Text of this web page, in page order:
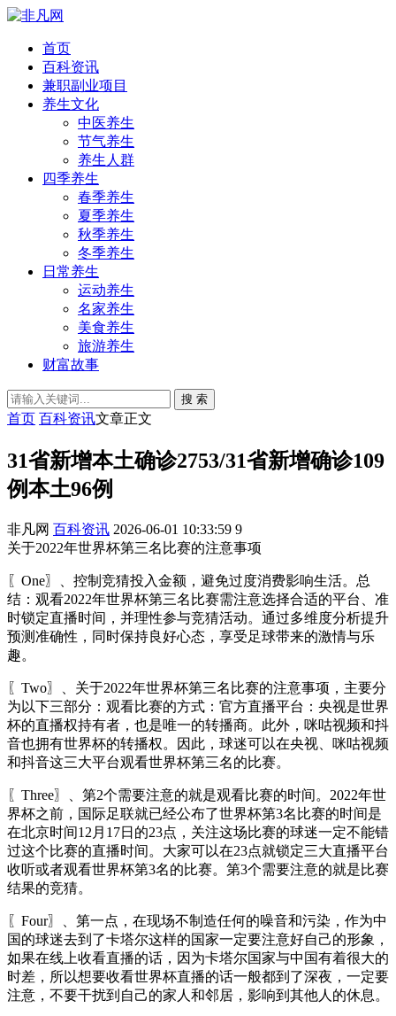
首页
百科资讯
兼职副业项目
养生文化
中医养生
节气养生
养生人群
四季养生
春季养生
夏季养生
秋季养生
冬季养生
日常养生
运动养生
名家养生
美食养生
旅游养生
财富故事
搜 索
首页 百科资讯文章正文
31省新增本土确诊2753/31省新增确诊109
例本土96例
非凡网 百科资讯 2026-06-01 10:33:59 9
关于2022年世界杯第三名比赛的注意事项
〖One〗、控制竞猜投入金额，避免过度消费影响生活。总
结：观看2022年世界杯第三名比赛需注意选择合适的平台、准
时锁定直播时间，并理性参与竞猜活动。通过多维度分析提升
预测准确性，同时保持良好心态，享受足球带来的激情与乐
趣。
〖Two〗、关于2022年世界杯第三名比赛的注意事项，主要分
为以下三部分：观看比赛的方式：官方直播平台：央视是世界
杯的直播权持有者，也是唯一的转播商。此外，咪咕视频和抖
音也拥有世界杯的转播权。因此，球迷可以在央视、咪咕视频
和抖音这三大平台观看世界杯第三名的比赛。
〖Three〗、第2个需要注意的就是观看比赛的时间。2022年世
界杯之前，国际足联就已经公布了世界杯第3名比赛的时间是
在北京时间12月17日的23点，关注这场比赛的球迷一定不能错
过这个比赛的直播时间。大家可以在23点就锁定三大直播平台
收听或者观看世界杯第3名的比赛。第3个需要注意的就是比赛
结果的竞猜。
〖Four〗、第一点，在现场不制造任何的噪音和污染，作为中
国的球迷去到了卡塔尔这样的国家一定要注意好自己的形象，
如果在线上收看直播的话，因为卡塔尔国家与中国有着很大的
时差，所以想要收看世界杯直播的话一般都到了深夜，一定要
注意，不要干扰到自己的家人和邻居，影响到其他人的休息。